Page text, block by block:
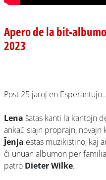
Apero de la bit-
2023
Post 25 jaroj en
Lena ŝatas kanti la kantojn
ankaŭ siajn proprajn, novajn
Ĵenja estas muzikistino, kaj
ĉi unuan albumon per
patro Dieter Wilke.